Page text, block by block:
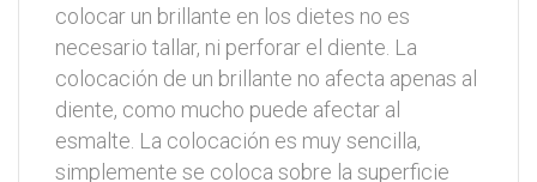
colocar un brillante en los dietes no es
necesario tallar, ni perforar el diente. La
colocación de un brillante no afecta apenas al
diente, como mucho puede afectar al
esmalte. La colocación es muy sencilla,
simplemente se coloca sobre la superficie